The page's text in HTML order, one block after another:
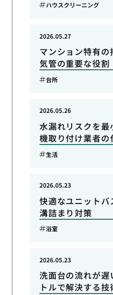
ハウスクリーニング
マンション特有
気管の重要な役割
2026.05.27
台所
水漏れリスクを最
機取り付け業者の
2026.05.26
生活
快適なユニットバ
溝詰まり対策
2026.05.23
浴室
洗面台の流れが遅
トルで解決する技
2026.05.23